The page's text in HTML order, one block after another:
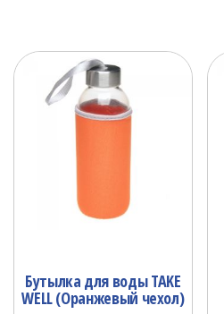
Бутылка для воды TAKE
WELL (Оранжевый чехол)